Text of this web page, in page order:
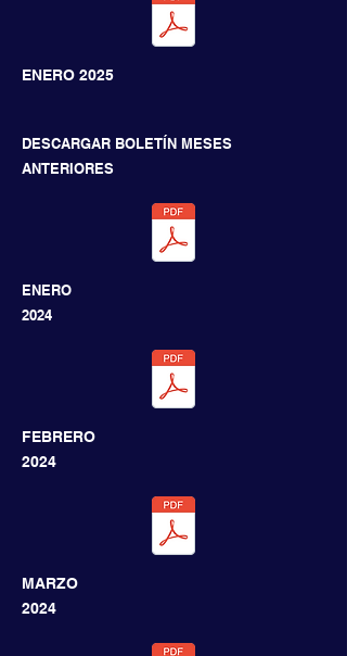
ENERO 2025
DESCARGAR BOLETÍN MESES
ANTERIORES
ENERO
2024
FEBRERO
2024
MARZO
2024